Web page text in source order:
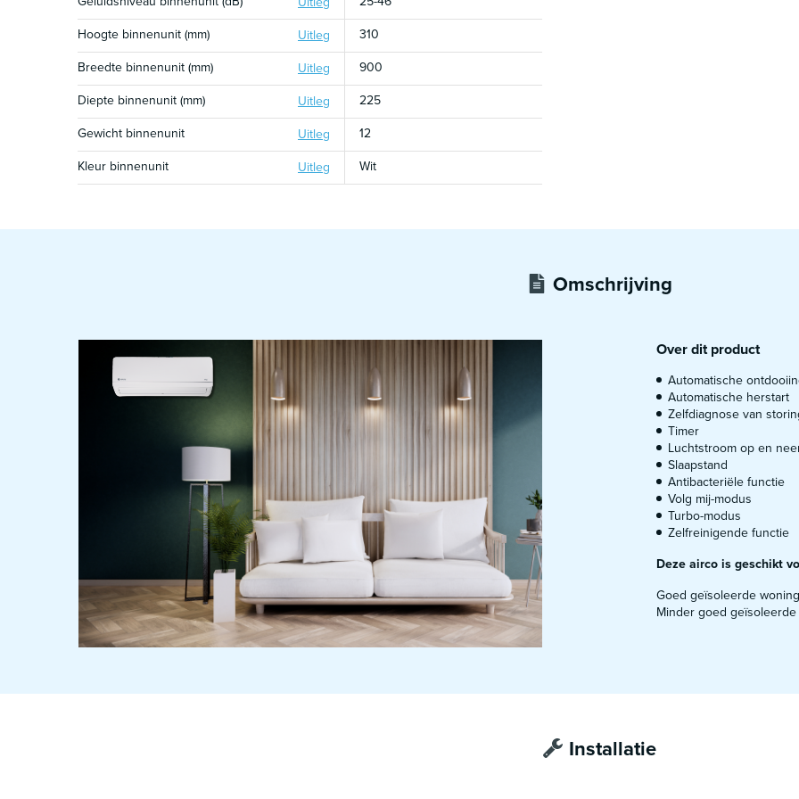
Hoogte binnenunit (mm)
Uitleg
310
Breedte binnenunit (mm)
Uitleg
900
Diepte binnenunit (mm)
Uitleg
225
Gewicht binnenunit
Uitleg
12
Kleur binnenunit
Uitleg Wit
Omschrijving
Over dit product
Automatische
Automatische herstart
Zelfdiagnose van
Timer
Luchtstroom op en
Slaapstand
Antibacteriële functie
Volg mij-modus
Turbo-modus
Zelfreinigende functie
Deze airco is geschikt
Goed geïsoleerde
Minder goed geïsoleerde
Installatie